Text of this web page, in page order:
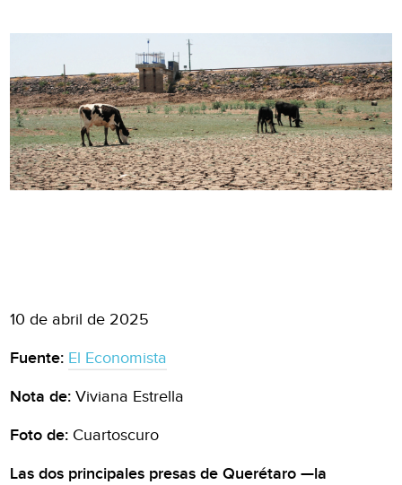
10 de abril de 2025
Fuente: El Economista
Nota de: Viviana Estrella
Foto de: Cuartoscuro
Las dos principales presas de Querétaro —la